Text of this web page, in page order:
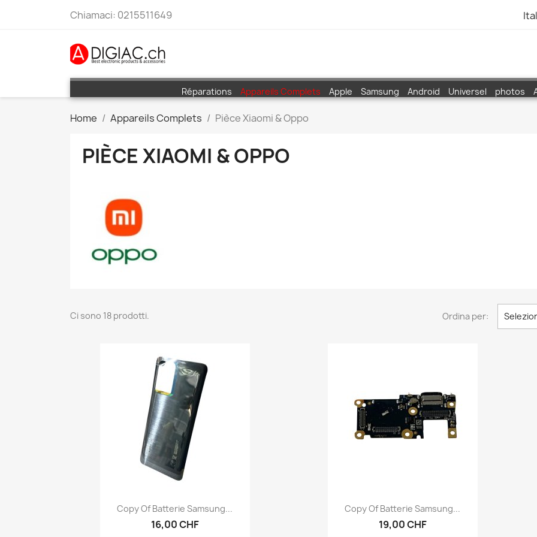
Chiamaci: 0215511649
Réparations Appareils Complets Apple Samsung Android Universel photos
Home Appareils Complets Pièce Xiaomi & Oppo
PIÈCE XIAOMI & OPPO
Ci sono 18 prodotti. Ordina per:
Anteprima
Copy Of Batterie Samsung...
16,00 CHF
Anteprima
Copy Of Batterie Samsung...
19,00 CHF